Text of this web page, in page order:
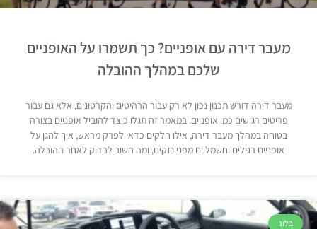
מעבר דירה עם אופניים? כך תשמרו על האופניים
שלכם במהלך ההובלה
מעבר דירה דורש תכנון נכון לא רק עבור הרהיטים והקרטונים, אלא גם עבור
פריטים רגישים כמו אופניים. במאמר זה תגלו כיצד להוביל אופניים בצורה
בטוחה במהלך מעבר דירה, אילו חלקים כדאי לפרק מראש, איך להגן על
אופניים רגילים וחשמליים מפני נזקים, ומה חשוב לבדוק לאחר ההובלה.
בלוג